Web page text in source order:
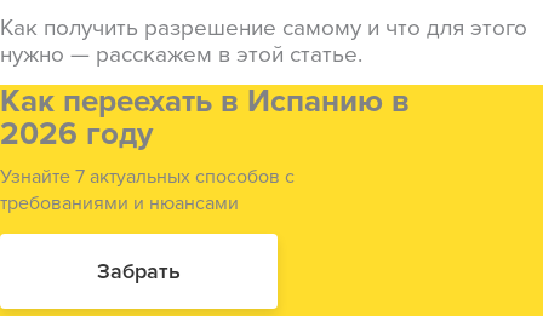
Как получить разрешение самому и что для этого
нужно — расскажем в этой статье.
Как переехать в Испанию в
2026 году
Узнайте 7 актуальных способов с
требованиями и нюансами
Забрать